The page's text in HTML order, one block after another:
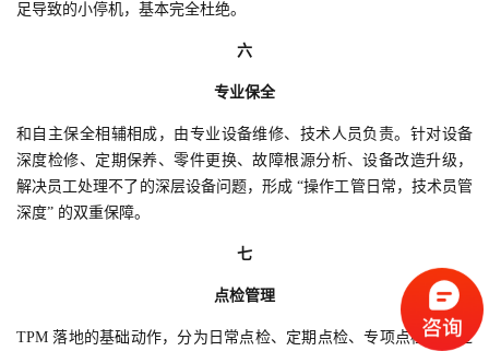
足导致的小停机，基本完全杜绝。
六
专业保全
和自主保全相辅相成，由专业设备维修、技术人员负责。针对设备
深度检修、定期保养、零件更换、故障根源分析、设备改造升级，
解决员工处理不了的深层设备问题，形成 “操作工管日常，技术员管
深度” 的双重保障。
七
点检管理
TPM 落地的基础动作，分为日常点检、定期点检、专项点检。通过